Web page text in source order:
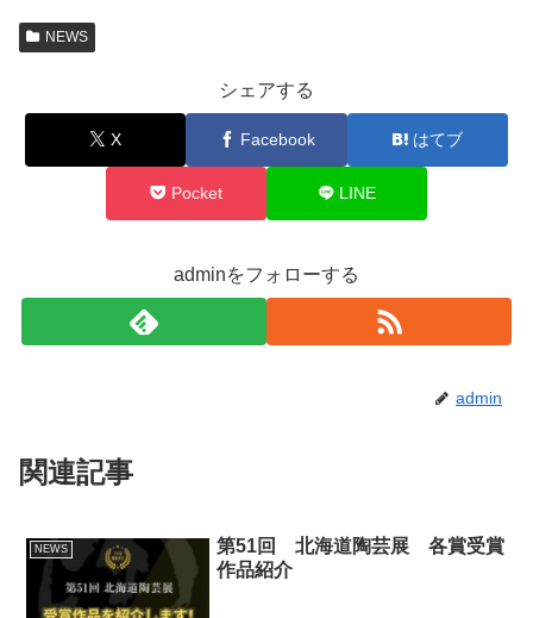
NEWS
シェアする
X Facebook はてブ
Pocket LINE
adminをフォローする
admin
関連記事
NEWS
第51回 北海道陶芸展 各賞受賞
作品紹介